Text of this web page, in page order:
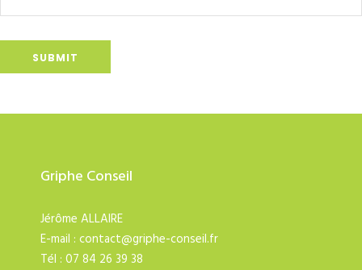
Griphe Conseil
Jérôme ALLAIRE
E-mail : contact@griphe-conseil.fr
Tél : 07 84 26 39 38